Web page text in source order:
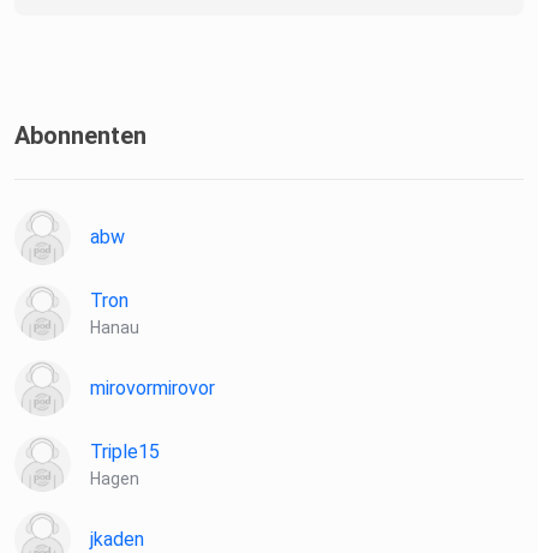
Abonnenten
abw
Tron
Hanau
mirovormirovor
Triple15
Hagen
jkaden